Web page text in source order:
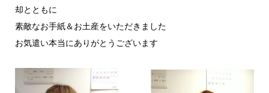
却とともに
素敵なお手紙＆お土産をいただきました
お気遣い本当にありがとうございます